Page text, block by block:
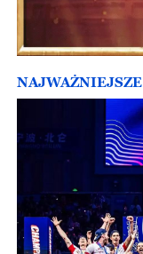
NAJWAŻNIEJSZE